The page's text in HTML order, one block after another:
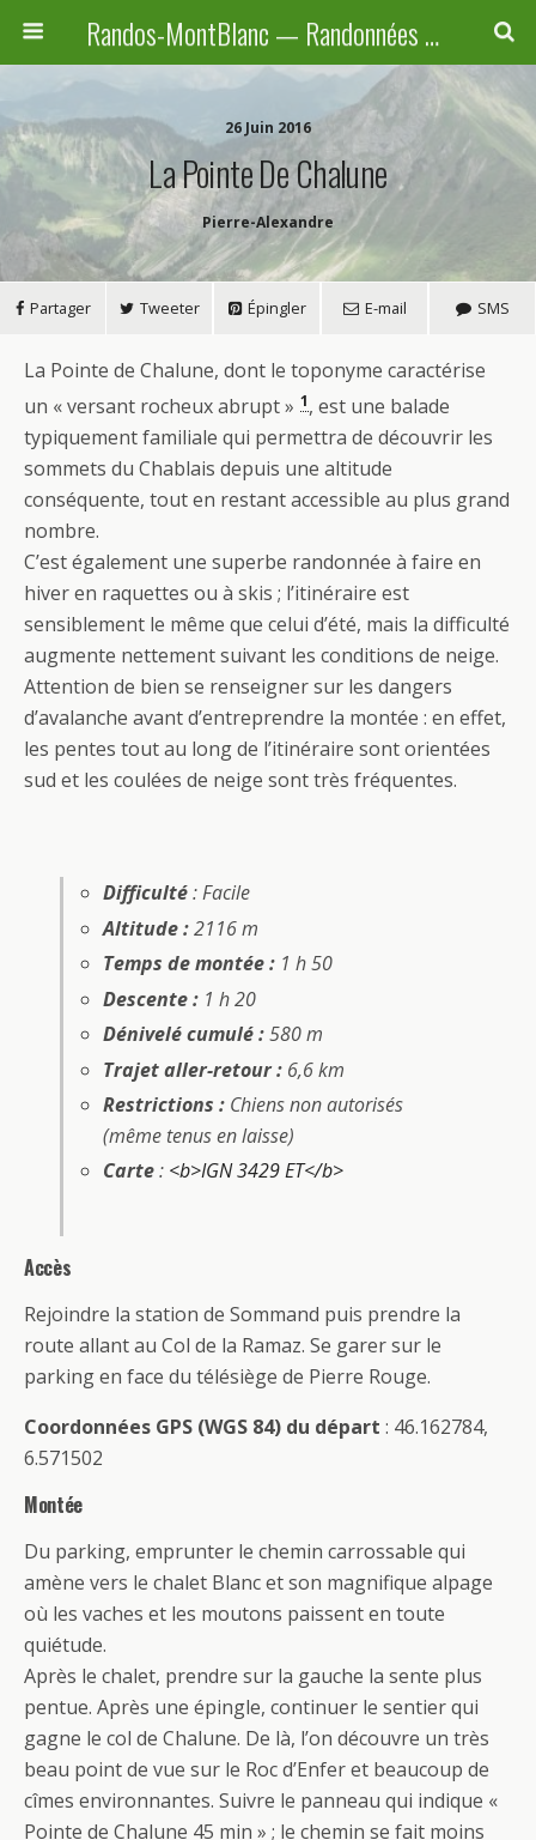
Randos-MontBlanc — Randonnées pédestres familiales en Haute-Savoie, Suisse et Italie
26 Juin 2016
La Pointe De Chalune
Pierre-Alexandre
Partager Tweeter Épingler E-mail SMS
La Pointe de Chalune, dont le toponyme caractérise
un « versant rocheux abrupt » 1, est une balade
typiquement familiale qui permettra de découvrir les
sommets du Chablais depuis une altitude
conséquente, tout en restant accessible au plus grand
nombre.
C’est également une superbe randonnée à faire en
hiver en raquettes ou à skis ; l’itinéraire est
sensiblement le même que celui d’été, mais la difficulté
augmente nettement suivant les conditions de neige.
Attention de bien se renseigner sur les dangers
d’avalanche avant d’entreprendre la montée : en effet,
les pentes tout au long de l’itinéraire sont orientées
sud et les coulées de neige sont très fréquentes.
Difficulté: Facile
Altitude :2116 m
Temps de montée : 1 h 50
Descente :1 h 20
Dénivelé cumulé :580 m
Trajet aller-retour :6,6 km
Restrictions :Chiens non autorisés
(même tenus en laisse)
Carte: <b>IGN 3429 ET</b>
Accès
Rejoindre la station de Sommand puis prendre la
route allant au Col de la Ramaz. Se garer sur le
parking en face du télésiège de Pierre Rouge.
Coordonnées GPS (WGS 84) du départ : 46.162784,
6.571502
Montée
Du parking, emprunter le chemin carrossable qui
amène vers le chalet Blanc et son magnifique alpage
où les vaches et les moutons paissent en toute
quiétude.
Après le chalet, prendre sur la gauche la sente plus
pentue. Après une épingle, continuer le sentier qui
gagne le col de Chalune. De là, l’on découvre un très
beau point de vue sur le Roc d’Enfer et beaucoup de
cîmes environnantes. Suivre le panneau qui indique «
Pointe de Chalune 45 min » ; le chemin se fait moins